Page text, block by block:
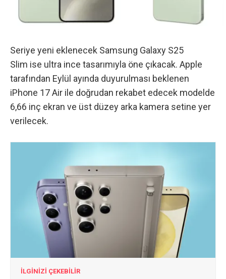
Seriye yeni eklenecek Samsung Galaxy S25
Slim ise ultra ince tasarımıyla öne çıkacak. Apple
tarafından Eylül ayında duyurulması beklenen
iPhone 17 Air ile doğrudan rekabet edecek modelde
6,66 inç ekran ve üst düzey arka kamera setine yer
verilecek.
İLGİNİZİ ÇEKEBİLİR